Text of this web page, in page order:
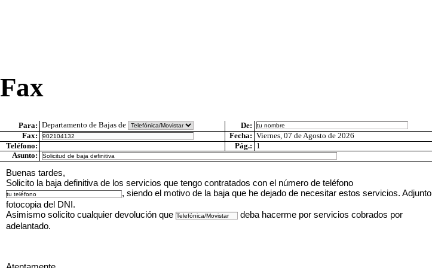
Fax
Para: Departamento de Bajas de
De:
Fax:
Fecha: Viernes, 07 de Agosto de 2026
Teléfono:
Pág.:
1
Asunto:
Buenas tardes,
Solicito la baja definitiva de los servicios que tengo contratados con el número de teléfono
, siendo el motivo de la baja que he dejado de necesitar estos servicios. Adjunto
fotocopia del DNI.
Asimismo solicito cualquier devolución que
deba hacerme por servicios cobrados por
adelantado.